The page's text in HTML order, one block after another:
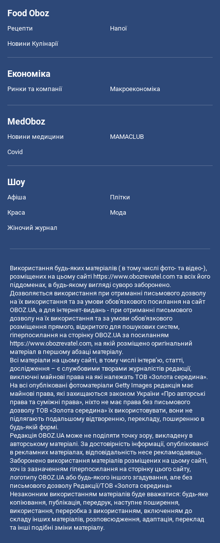
Food Oboz
Рецепти Напої
Новини Кулінарії
Економіка
Ринки та компанії Макроекономіка
MedOboz
Новини медицини MAMACLUB
Covid
Шоу
Афіша Плітки
Краса Мода
Жіночий журнал
Використання будь-яких матеріалів ( в тому числі фото- та відео-),
розміщених на цьому сайті https://www.obozrevatel.com та всіх його
піддоменах, в будь-якому вигляді суворо заборонено.
Дозволяється використання при отриманні письмового дозволу
на їх використання та за умови обов'язкового посилання на сайт
OBOZ.UA, а для інтернет-видань - при отриманні письмового
дозволу на їх використання та за умови обов'язкового
розміщення прямого, відкритого для пошукових систем,
гіперпосилання на сторінку OBOZ.UA за посиланням
https://www.obozrevatel.com, на якій розміщено оригінальний
матеріал в першому абзаці матеріалу.
Всі матеріали на цьому сайті, в тому числі інтерв’ю, статті,
дослідження – є службовими творами журналістів редакції,
виключні майнові права на які належать ТОВ «Золота середина».
На всі опубліковані фотоматеріали Getty Images редакція має
майнові права, які захищаються законом України «Про авторські
права та суміжні права», ніхто не має права без письмового
дозволу ТОВ «Золота середина» їх використовувати, вони не
підлягають подальшому відтворенню, перекладу, поширенню в
будь-якій формі.
Редакція OBOZ.UA може не поділяти точку зору, викладену в
авторському матеріалі. За достовірність інформації, опублікованої
в рекламних матеріалах, відповідальність несе рекламодавець.
Заборонено використання матеріалів розміщених на цьому сайті,
хоч із зазначенням гіперпосилання на сторінку цього сайту,
логотипу OBOZ.UA або будь-якого іншого згадування, але без
письмового дозволу Редакції/ТОВ «Золота середина»
Незаконним використанням матеріалів буде вважатися: будь-яке
копiювання, публiкацiя, передрук, наступне поширення,
використання, переробка з використанням, включенням до
складу інших матеріалів, розповсюдження, адаптація, переклад
та інші подібні зміни матеріалу.